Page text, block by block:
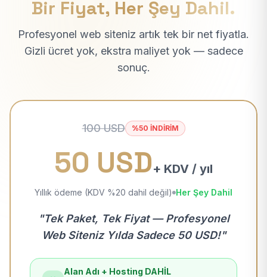
Bir Fiyat, Her Şey Dahil.
Profesyonel web siteniz artık tek bir net fiyatla.
Gizli ücret yok, ekstra maliyet yok — sadece
sonuç.
100 USD %50 İNDİRİM
50 USD+ KDV / yıl
Yıllık ödeme (KDV %20 dahil değil) Her Şey Dahil
"Tek Paket, Tek Fiyat — Profesyonel
Web Siteniz Yılda Sadece 50 USD!"
Alan Adı + Hosting DAHİL